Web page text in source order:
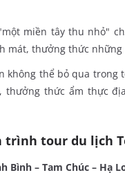
miền tây thu nhỏ"
mát, thưởng thức
không thể bỏ qua trong
thức ẩm thực
trình tour du lịch
Bình – Tam Chúc – Hạ